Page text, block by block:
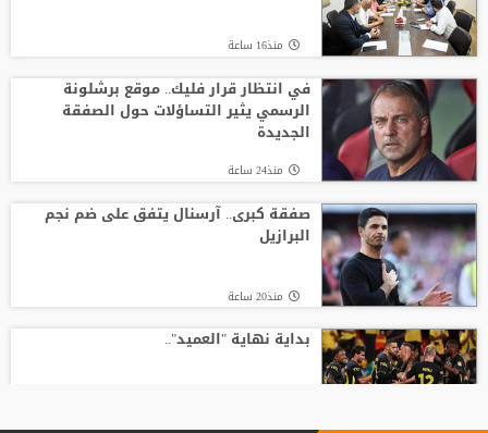
منذ16 ساعة
في انتظار قرار فليك.. موقع برشلونة
الرسمي يثير التساؤلات حول الصفقة
الجديدة
منذ24 ساعة
صفقة كبرى.. آرسنال يتفق على ضم نجم
البرازيل
منذ20 ساعة
بداية نهاية "العميد"..